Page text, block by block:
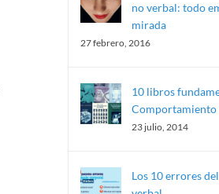
no verbal: todo
mirada
27 febrero, 2016
10 libros
Comportamiento
23 julio, 2014
Los 10 errores